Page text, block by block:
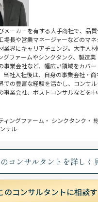
メーカーを有する大手商社で、品
場長や営業マネージャーなどのマ
業界にキャリアチェンジ。大手人
グファームやシンクタンク、製造
事業会社など、幅広い領域をカバ
当社入社後は、自身の事業会社・
での豊富な経験を活かし、コンサ
事業会社、ポストコンサルなどを中
ィングファーム ・ シンクタンク ・
サル
のコンサルタントを詳しく
のコンサルタントに相談